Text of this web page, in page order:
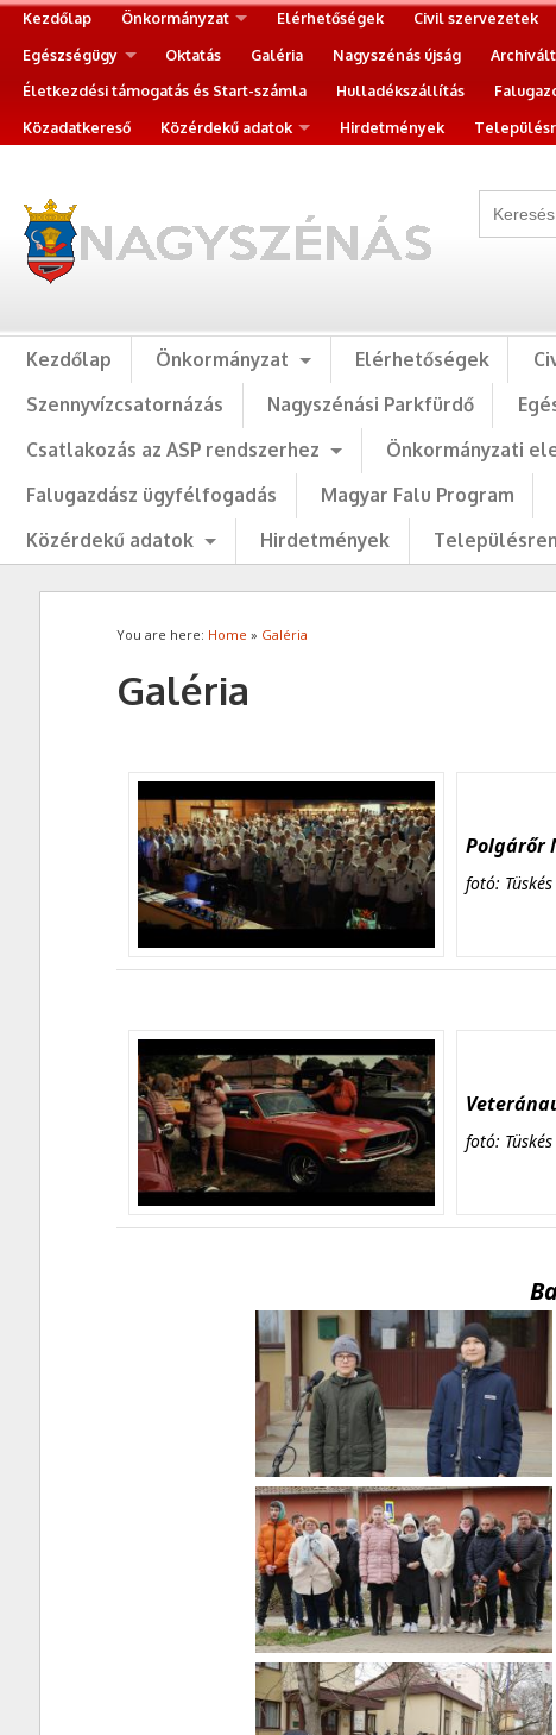
Kezdőlap Önkormányzat Elérhetőségek Civil szervezetek
Egészségügy
Oktatás Galéria Nagyszénás újság
Életkezdési támogatás és Start-számla
Hulladékszállítás
Közadatkereső
Közérdekű adatok Hirdetmények
Kezdőlap Önkormányzat Elérhetőségek
Szennyvízcsatornázás
Nagyszénási Parkfürdő
Csatlakozás az ASP rendszerhez
Önkormányzati
Falugazdász ügyfélfogadás
Magyar Falu Program
Közérdekű adatok
Hirdetmények
You are here: Home » Galéria
Galéria
Polgárőr
fotó:
fotó: